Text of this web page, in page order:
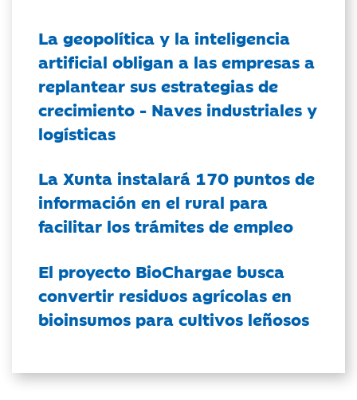
La geopolítica y la inteligencia
artificial obligan a las empresas a
replantear sus estrategias de
crecimiento - Naves industriales y
logísticas
La Xunta instalará 170 puntos de
información en el rural para
facilitar los trámites de empleo
El proyecto BioChargae busca
convertir residuos agrícolas en
bioinsumos para cultivos leñosos